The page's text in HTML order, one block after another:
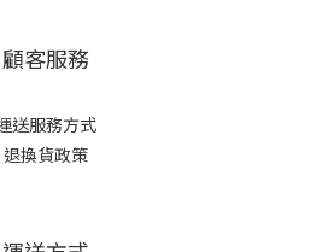
顧客服務
送服務方式
退換貨政策